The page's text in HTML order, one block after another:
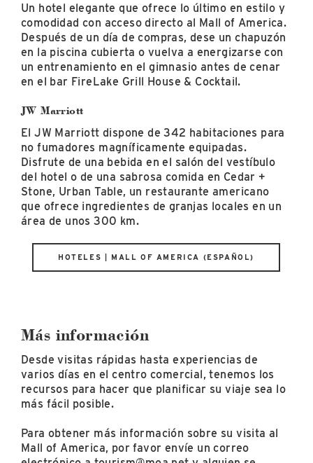
Un hotel elegante que ofrece lo último en estilo y
comodidad con acceso directo al Mall of America.
Después de un día de compras, dese un chapuzón
en la piscina cubierta o vuelva a energizarse con
un entrenamiento en el gimnasio antes de cenar
en el bar FireLake Grill House & Cocktail.
JW Marriott
El JW Marriott dispone de 342 habitaciones para
no fumadores magníficamente equipadas.
Disfrute de una bebida en el salón del vestíbulo
del hotel o de una sabrosa comida en Cedar +
Stone, Urban Table, un restaurante americano
que ofrece ingredientes de granjas locales en un
área de unos 300 km.
HOTELES | MALL OF AMERICA (ESPAÑOL)
Más información
Desde visitas rápidas hasta experiencias de
varios días en el centro comercial, tenemos los
recursos para hacer que planificar su viaje sea lo
más fácil posible.
Para obtener más información sobre su visita al
Mall of America, por favor envíe un correo